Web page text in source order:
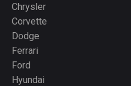
Chrysler
Corvette
Dodge
Ferrari
Ford
Hyundai